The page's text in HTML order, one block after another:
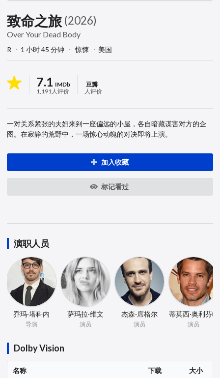
致命之旅 (2026)
Over Your Dead Body
R 1 小时 45 分钟 惊悚 美国
7.1 IMDb
1,191人评价
豆瓣
人评价
一对关系紧张的夫妇来到一座偏远的小屋，各自暗藏谋害对方的企
图。在寂静的荒野中，一场惊心动魄的对决即将上演。
加入收藏
标记看过
演职人员
乔玛·塔科内
导演
萨玛拉·维文
演员
杰森·席格尔
演员
蒂莫西·奥利芬特
演员
Dolby Vision
名称 下载 大小